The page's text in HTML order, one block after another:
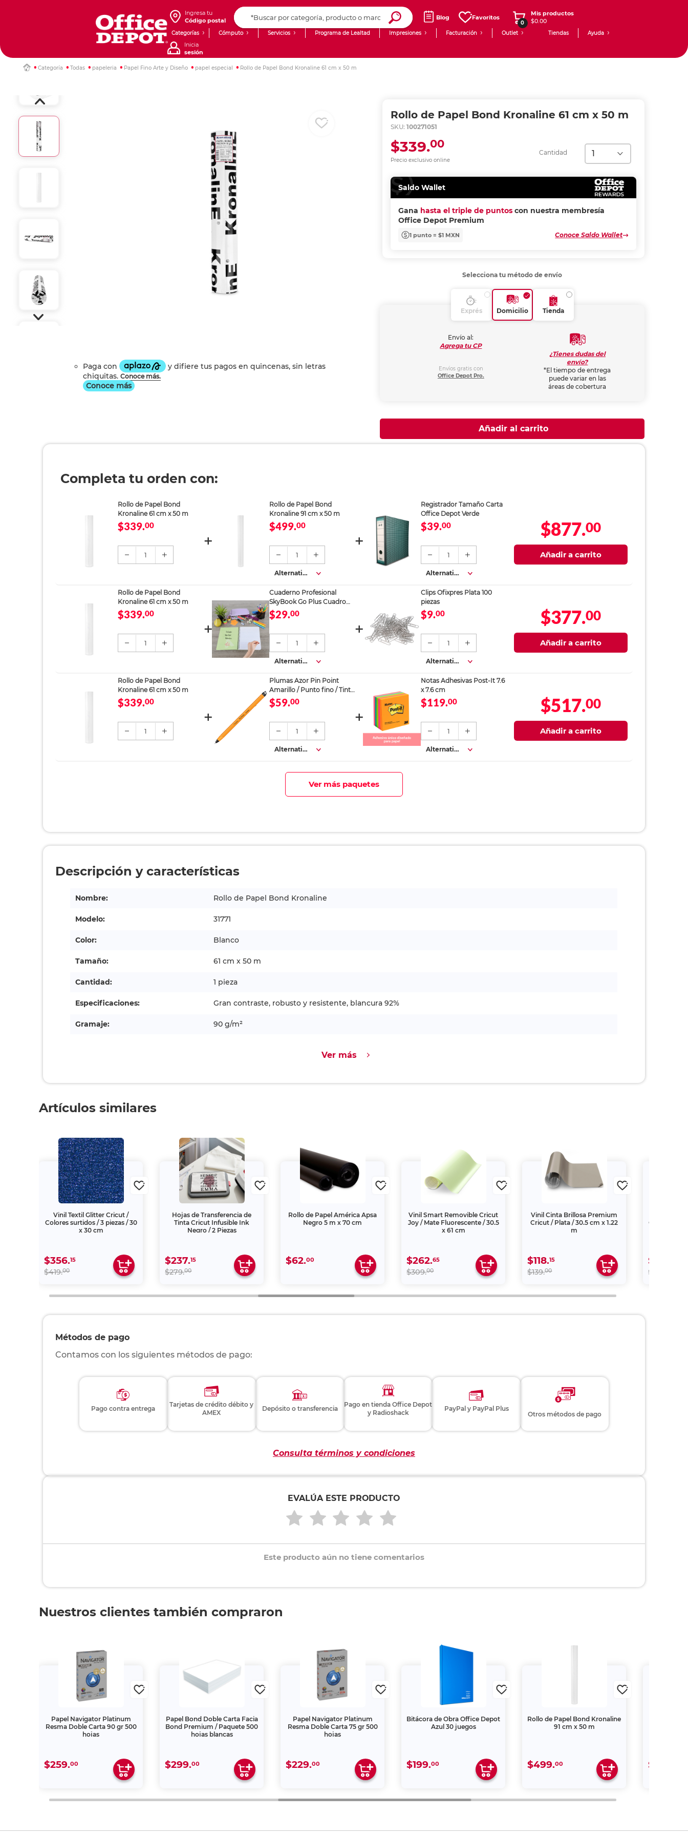
Ingresa tu
Código postal
Blog Favoritos
0
Mis productos
$0.00
Categorías Cómputo Servicios
Venta corporativa
Programa de Lealtad Impresiones Facturación Outlet Tiendas Ayuda
Inicia
sesión
Categoría Todas papeleria Papel Fino Arte y Diseño papel especial Rollo de Papel Bond Kronaline 61 cm x 50 m
Conoce más
Rollo de Papel Bond Kronaline 61 cm x 50 m
SKU: 100271051
Cantidad
Precio exclusivo online
$339.00
Saldo Wallet
Gana hasta el triple de puntos con nuestra membresía
Office Depot Premium
1 punto = $1 MXN Conoce Saldo Wallet
Selecciona tu método de envío
Exprés Domicilio Tienda
Envío al:
Agrega tu CP
Envíos gratis con
Office Depot Pro.
¿Tienes dudas del
envío?
*El tiempo de entrega
puede variar en las
áreas de cobertura
Añadir al carrito
Completa tu orden con:
Rollo de Papel Bond
Kronaline 61 cm x 50 m
$339.00
1
Rollo de Papel Bond
Kronaline 91 cm x 50 m
$499.00
1
Alternativa
Registrador Tamaño Carta
Office Depot Verde
$39.00
1
Alternativa
$877.00
Añadir a carrito
Rollo de Papel Bond
Kronaline 61 cm x 50 m
$339.00
1
Cuaderno Profesional
SkyBook Go Plus Cuadro
Chico 100 hojas
$29.00
1
Alternativa
Clips Ofixpres Plata 100
piezas
$9.00
1
Alternativa
$377.00
Añadir a carrito
Rollo de Papel Bond
Kronaline 61 cm x 50 m
$339.00
1
Plumas Azor Pin Point
Amarillo / Punto fino / Tinta
azul / 12 piezas
$59.00
1
Alternativa
Notas Adhesivas Post-It 7.6
x 7.6 cm
$119.00
1
Alternativa
$517.00
Añadir a carrito
Ver más paquetes
Descripción y características
Nombre: Rollo de Papel Bond Kronaline
Modelo: 31771
Color: Blanco
Tamaño: 61 cm x 50 m
Cantidad: 1 pieza
Especificaciones: Gran contraste, robusto y resistente, blancura 92%
Gramaje: 90 g/m²
Ver más
Artículos similares
Vinil Textil Glitter Cricut /
Colores surtidos / 3 piezas / 30
x 30 cm
$356.15
$419.00
Hojas de Transferencia de
Tinta Cricut Infusible Ink
Negro / 2 Piezas
$237.15
$279.00
Rollo de Papel América Apsa
Negro 5 m x 70 cm
$62.00
Vinil Smart Removible Cricut
Joy / Mate Fluorescente / 30.5
x 61 cm
$262.65
$309.00
Vinil Cinta Brillosa Premium
Cricut / Plata / 30.5 cm x 1.22
m
$118.15
$139.00
Cricut Joy /
$254.
$299.
Métodos de pago
Contamos con los siguientes métodos de pago:
Pago contra entrega
Tarjetas de crédito débito y
AMEX
Depósito o transferencia
Pago en tienda Office Depot
y Radioshack
PayPal y PayPal Plus
Otros métodos de pago
Consulta términos y condiciones
EVALÚA ESTE PRODUCTO
Este producto aún no tiene comentarios
Nuestros clientes también compraron
Papel Navigator Platinum
Resma Doble Carta 90 gr 500
hojas
$259.00
Papel Bond Doble Carta Facia
Bond Premium / Paquete 500
hojas blancas
$299.00
Papel Navigator Platinum
Resma Doble Carta 75 gr 500
hojas
$229.00
Bitácora de Obra Office Depot
Azul 30 juegos
$199.00
Rollo de Papel Bond Kronaline
91 cm x 50 m
$499.00 $259.